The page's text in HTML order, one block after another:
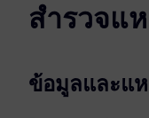
สำรวจแ
ข้อมูลและแ